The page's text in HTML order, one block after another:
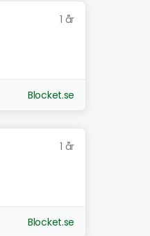
1 år
Blocket.se
1 år
Blocket.se